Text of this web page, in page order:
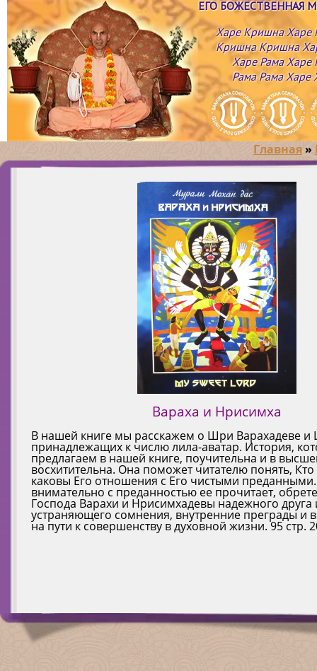
ЕГО БОЖЕСТВЕННАЯ
Харе Кришна Харе
Кришна Кришна
Харе Рама Харе
Рама Рама Харе
Главная »
Вараха и Нрисимха
В нашей книге мы расскажем о Шри Варахадеве
принадлежащих к числю лила-аватар. История,
предлагаем в нашей книге, поучительна и в
восхитительна. Она поможет читателю понять, Кто
каковы Его отношения с Его чистыми
внимательно с преданностью ее прочитает,
Господа Варахи и Нрисимхадевы надежного друга
устраняющего сомнения, внутренние преграды и
на пути к совершенству в духовной жизни. 95 стр.